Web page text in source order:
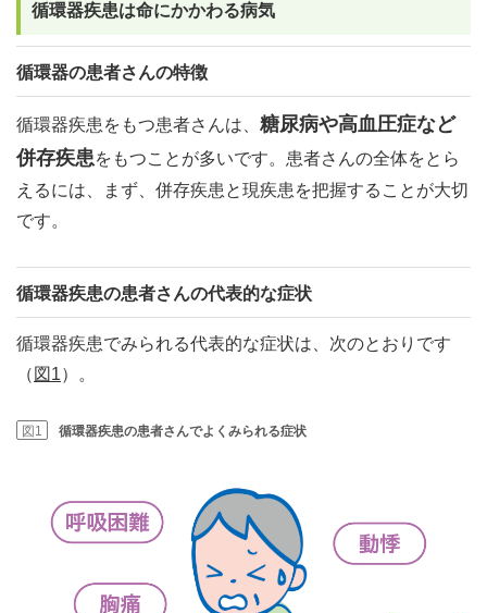
循環器疾患は命にかかわる病気
循環器の患者さんの特徴
循環器疾患をもつ患者さんは、 糖尿病や高血圧症など
併存疾患をもつことが多いです。患者さんの全体をとら
えるには、まず、併存疾患と現疾患を把握することが大切
です。
循環器疾患の患者さんの代表的な症状
循環器疾患でみられる代表的な症状は、次のとおりです
（ 図1）。
図1 循環器疾患の患者さんでよくみられる症状